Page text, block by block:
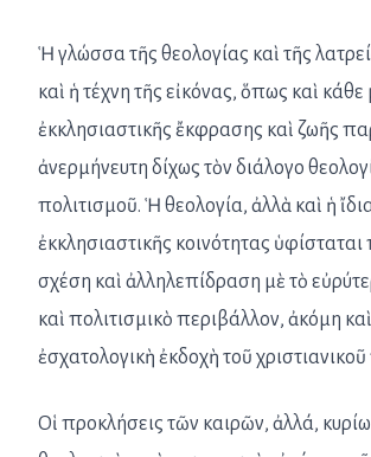
Ἡ γλώσσα τῆς θεολογίας καὶ τῆς
καὶ ἡ τέχνη τῆς εἰκόνας, ὅπως καὶ
ἐκκλησιαστικῆς ἔκφρασης καὶ ζωῆς
ἀνερμήνευτη δίχως τὸν διάλογο
πολιτισμοῦ. Ἡ θεολογία, ἀλλὰ καὶ ἡ
ἐκκλησιαστικῆς κοινότητας
σχέση καὶ ἀλληλεπίδραση μὲ τὸ
καὶ πολιτισμικὸ περιβάλλον, ἀκόμη
ἐσχατολογικὴ ἐκδοχὴ τοῦ
Οἱ προκλήσεις τῶν καιρῶν, ἀλλά,